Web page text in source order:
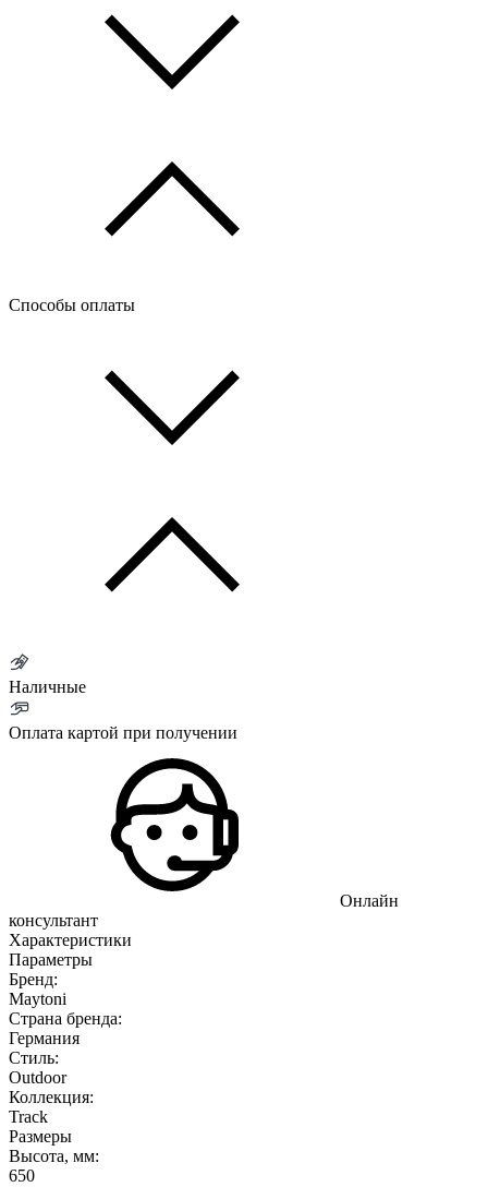
Способы оплаты
Наличные
Оплата картой при получении
Онлайн
консультант
Характеристики
Параметры
Бренд:
Maytoni
Страна бренда:
Германия
Стиль:
Outdoor
Коллекция:
Track
Размеры
Высота, мм:
650